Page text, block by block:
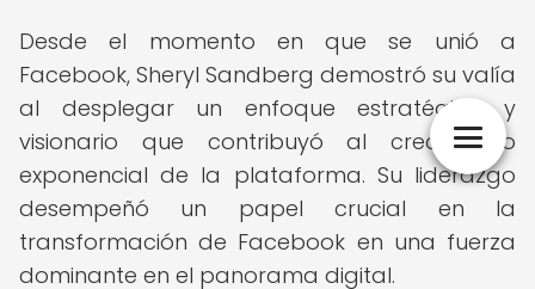
Desde el momento en que se unió a
Facebook, Sheryl Sandberg demostró su valía
al desplegar un enfoque estratégico y
visionario que contribuyó al crecimiento
exponencial de la plataforma. Su liderazgo
desempeñó un papel crucial en la
transformación de Facebook en una fuerza
dominante en el panorama digital.